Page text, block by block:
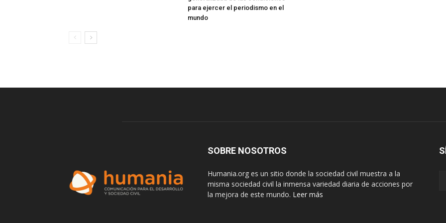
para ejercer el periodismo en el
mundo
SOBRE NOSOTROS
Humania.org es un sitio donde la sociedad civil muestra a la
misma sociedad civil la inmensa variedad diaria de acciones por
la mejora de este mundo. Leer más